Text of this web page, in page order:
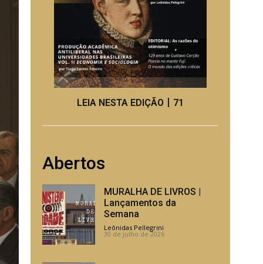
LEIA NESTA EDIÇÃO丨71
Abertos
MURALHA DE LIVROS |
Lançamentos da
Semana
Leônidas Pellegrini -
30 de julho de 2026